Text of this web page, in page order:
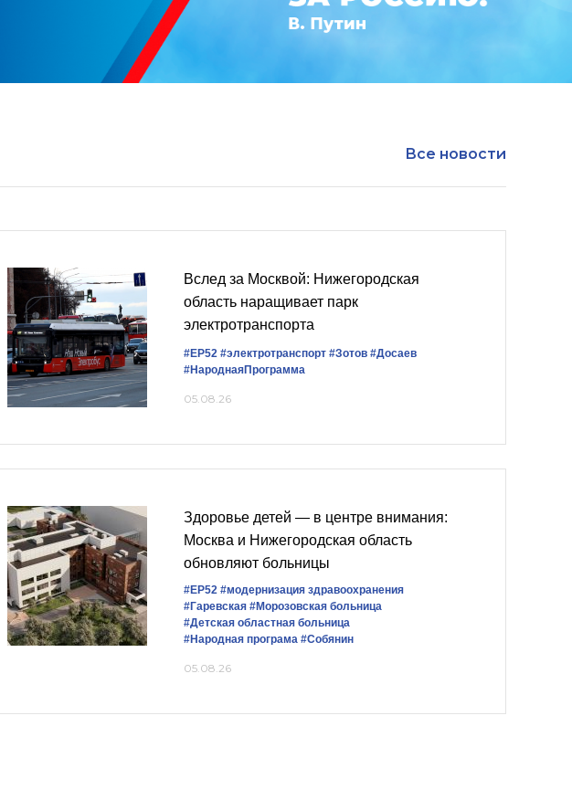
Все новости
Вслед за Москвой: Нижегородская
область наращивает парк
электротранспорта
#ЕР52 #электротранспорт #Зотов #Досаев
#НароднаяПрограмма
05.08.26
Здоровье детей — в центре внимания:
Москва и Нижегородская область
обновляют больницы
#ЕР52 #модернизация здравоохранения
#Гаревская #Морозовская больница
#Детская областная больница
#Народная програма #Собянин
05.08.26